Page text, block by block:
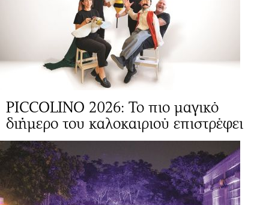
PICCOLINO 2026: Το πιο μαγικό
διήμερο του καλοκαιριού επιστρέφει